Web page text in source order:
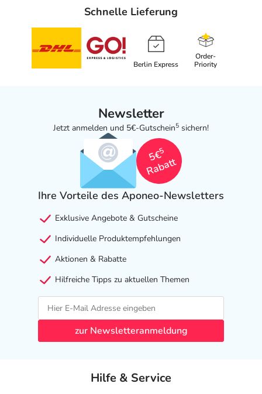
Schnelle Lieferung
Berlin Express
Order-
Priority
Newsletter
Jetzt anmelden und 5€-Gutschein5 sichern!
5€
5
Rabatt
Ihre Vorteile des Aponeo-Newsletters
Exklusive Angebote & Gutscheine
Individuelle Produktempfehlungen
Aktionen & Rabatte
Hilfreiche Tipps zu aktuellen Themen
zur Newsletteranmeldung
Hilfe & Service